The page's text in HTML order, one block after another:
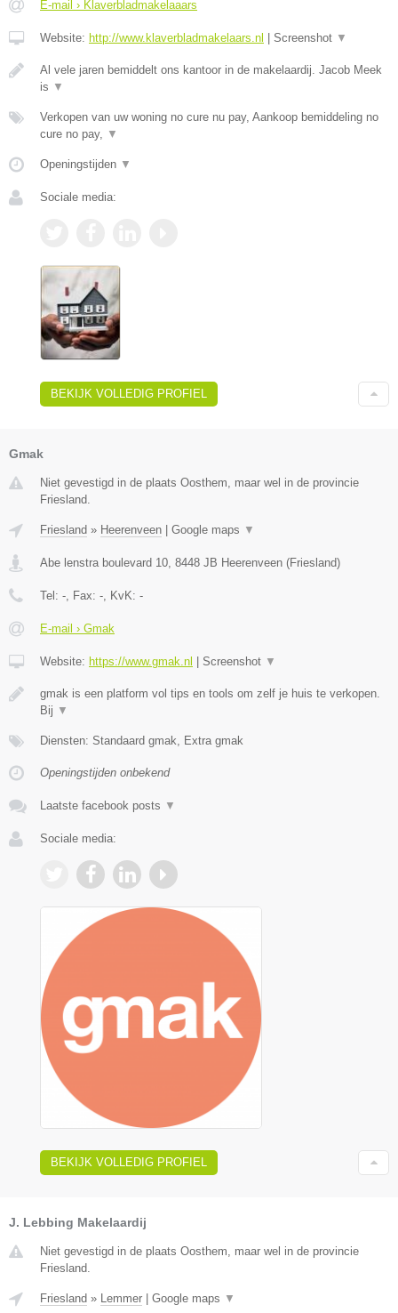
E-mail › Klaverbladmakelaaars
Website: http://www.klaverbladmakelaars.nl Screenshot ▼
Al vele jaren bemiddelt ons kantoor in de makelaardij. Jacob Meek
is ▼
Verkopen van uw woning no cure nu pay, Aankoop bemiddeling no
cure no pay, ▼
Openingstijden ▼
Sociale media:
BEKIJK VOLLEDIG PROFIEL
Gmak
Niet gevestigd in de plaats Oosthem, maar wel in de provincie
Friesland.
Friesland » Heerenveen Google maps ▼
Abe lenstra boulevard 10 8448 JB Heerenveen (Friesland)
Tel: - , Fax: - , KvK: -
E-mail › Gmak
Website: https://www.gmak.nl Screenshot ▼
gmak is een platform vol tips en tools om zelf je huis te verkopen.
Bij ▼
Diensten: Standaard gmak, Extra gmak
Openingstijden onbekend
Laatste facebook posts ▼
Sociale media:
BEKIJK VOLLEDIG PROFIEL
J. Lebbing Makelaardij
Niet gevestigd in de plaats Oosthem, maar wel in de provincie
Friesland.
Friesland » Lemmer Google maps ▼